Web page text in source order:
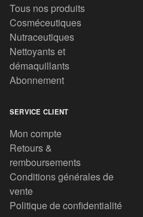
Tous nos produits
Cosméceutiques
Nutraceutiques
Nettoyants et
démaquillants
Abonnement
SERVICE CLIENT
Mon compte
Retours &
remboursements
Conditions générales de
vente
Politique de confidentialité